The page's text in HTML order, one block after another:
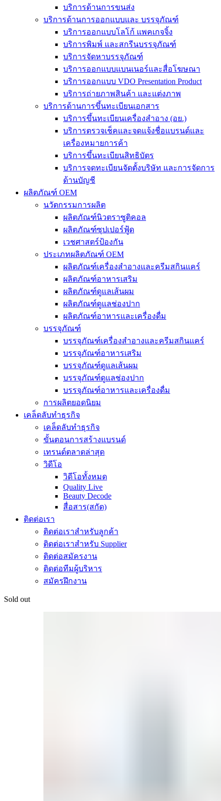
บริการด้านการขนส่ง
บริการด้านการออกแบบและ บรรจุภัณฑ์
บริการออกแบบโลโก้ แพคเกจจิ้ง
บริการพิมพ์ และสกรีนบรรจุภัณฑ์
บริการจัดหาบรรจุภัณฑ์
บริการออกแบบแบนเนอร์และสื่อโฆษณา
บริการออกแบบ VDO Presentation Product
บริการถ่ายภาพสินค้า และแต่งภาพ
บริการด้านการขึ้นทะเบียนเอกสาร
บริการขึ้นทะเบียนเครื่องสำอาง (อย.)
บริการตรวจเช็คและจดแจ้งชื่อแบรนด์และ
เครื่องหมายการค้า
บริการขึ้นทะเบียนสิทธิบัตร
บริการจดทะเบียนจัดตั้งบริษัท และการจัดการ
ด้านบัญชี
ผลิตภัณฑ์ OEM
นวัตกรรมการผลิต
ผลิตภัณฑ์นิวตราซูติคอล
ผลิตภัณฑ์ซุปเปอร์ฟู้ด
เวชศาสตร์ป้องกัน
ประเภทผลิตภัณฑ์ OEM
ผลิตภัณฑ์เครื่องสำอางและครีมสกินแคร์
ผลิตภัณฑ์อาหารเสริม
ผลิตภัณฑ์ดูแลเส้นผม
ผลิตภัณฑ์ดูแลช่องปาก
ผลิตภัณฑ์อาหารและเครื่องดื่ม
บรรจุภัณฑ์
บรรจุภัณฑ์เครื่องสำอางและครีมสกินแคร์
บรรจุภัณฑ์อาหารเสริม
บรรจุภัณฑ์ดูแลเส้นผม
บรรจุภัณฑ์ดูแลช่องปาก
บรรจุภัณฑ์อาหารและเครื่องดื่ม
การผลิตยอดนิยม
เคล็ดลับทำธุรกิจ
เคล็ดลับทำธุรกิจ
ขั้นตอนการสร้างแบรนด์
เทรนด์ตลาดล่าสุด
วิดีโอ
วิดีโอทั้งหมด
Quality Live
Beauty Decode
สื่อสาร(สกัด)
ติดต่อเรา
ติดต่อเราสำหรับลูกค้า
ติดต่อเราสำหรับ Supplier
ติดต่อสมัครงาน
ติดต่อทีมผู้บริหาร
สมัครฝึกงาน
Sold out